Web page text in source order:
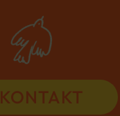
KONTAKT